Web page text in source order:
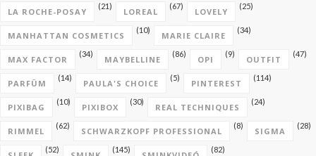
LA ROCHE-POSAY
(21)
LOREAL
(67)
LOVELY
(25)
MANHATTAN COSMETICS
(10)
MARIE CLAIRE
(34)
MAX FACTOR
(34)
MAYBELLINE
(86)
OPI
(9)
OUTFIT
(47)
PARFÜM
(14)
PAULA'S CHOICE
(5)
PINTEREST
(114)
PIXIBAG
(10)
PIXIBOX
(30)
REAL TECHNIQUES
(24)
RIMMEL
(62)
SCHWARZKOPF PROFESSIONAL
(8)
SIGMA
(28)
(52) (145) (82)